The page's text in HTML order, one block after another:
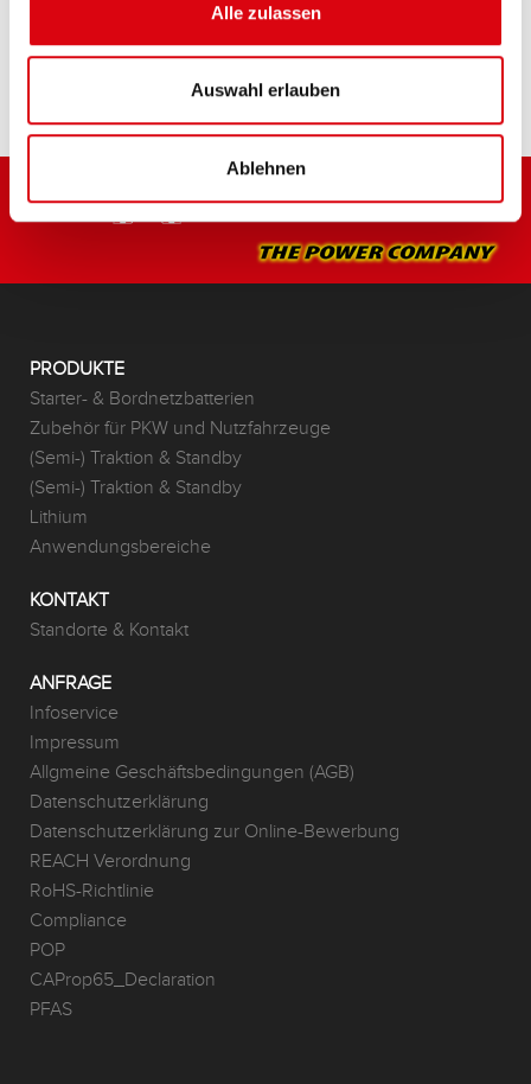
Alle zulassen
Auswahl erlauben
Ablehnen
PRODUKTE
Starter- & Bordnetzbatterien
Zubehör für PKW und Nutzfahrzeuge
(Semi-) Traktion & Standby
(Semi-) Traktion & Standby
Lithium
Anwendungsbereiche
KONTAKT
Standorte & Kontakt
ANFRAGE
Infoservice
Impressum
Allgmeine Geschäftsbedingungen (AGB)
Datenschutzerklärung
Datenschutzerklärung zur Online-Bewerbung
REACH Verordnung
RoHS-Richtlinie
Compliance
POP
CAProp65_Declaration
PFAS